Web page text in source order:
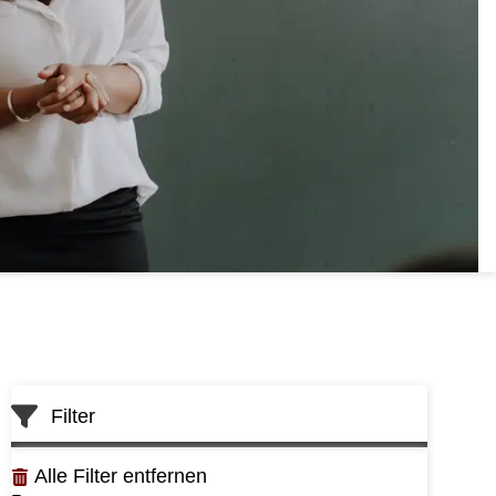
Skip
to
List
Filter
Alle Filter entfernen